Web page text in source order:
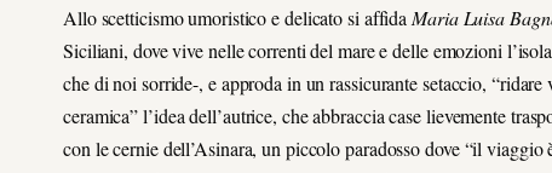
Allo scetticismo umoristico e delicato si affidaMaria Luisa
Siciliani, dove vive nelle correnti del mare e delle emozioni
che di noi sorride-, e approda in un rassicurante setaccio,
ceramica” l’idea dell’autrice, che abbraccia case lievemente
con le cernie dell’Asinara, un piccolo paradosso dove “il